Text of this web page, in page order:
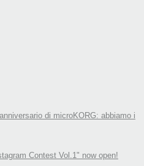
di microKORG: abbiamo i
Contest Vol.1" now open!